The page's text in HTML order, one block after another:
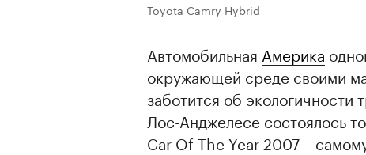
Toyota Camry Hybrid
Автомобильная Америка
окружающей среде своими
заботится об экологичности
Лос-Анджелесе состоялось
Car Of The Year 2007 –